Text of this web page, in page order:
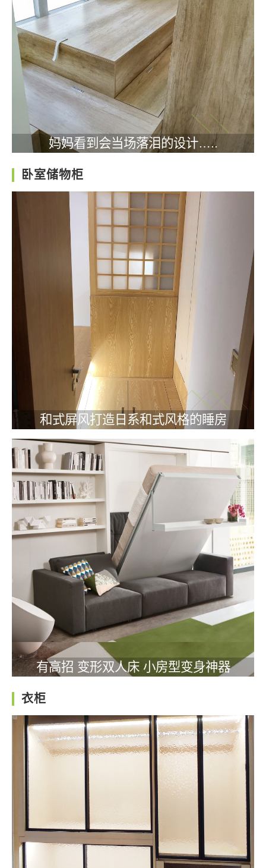
妈妈看到会当场落泪的设计…..
卧室储物柜
和式屏风打造日系和式风格的睡房
有高招 变形双人床 小房型变身神器
衣柜